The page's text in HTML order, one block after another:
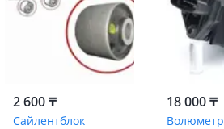
2 600 ₸
Сайлентблок
18 000 ₸